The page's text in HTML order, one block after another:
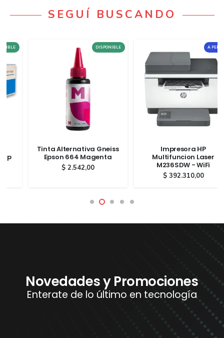
SEGUÍ BUSCANDO
DISPONIBLE
Tinta Alternativa Gneiss
Epson 664 Magenta
2.542,00
A PEDIDO
Impresora HP
Multifuncion Laser
M236SDW - WiFi
392.310,00
Novedades y Promociones
Enterate de lo último en tecnología